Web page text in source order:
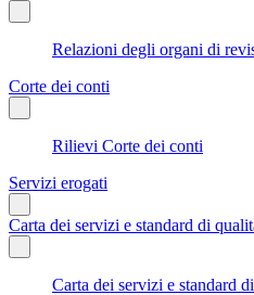
Relazioni degli organi di
Corte dei conti
Rilievi Corte dei conti
Servizi erogati
Carta dei servizi e standard di
Carta dei servizi e standard